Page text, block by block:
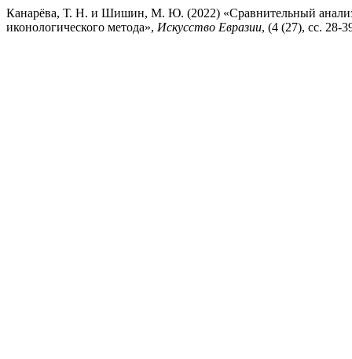
Канарёва, Т. Н. и Шишин, М. Ю. (2022) «Сравнительный анализ
иконологического метода», Искусство Евразии, (4 (27), сс. 28-